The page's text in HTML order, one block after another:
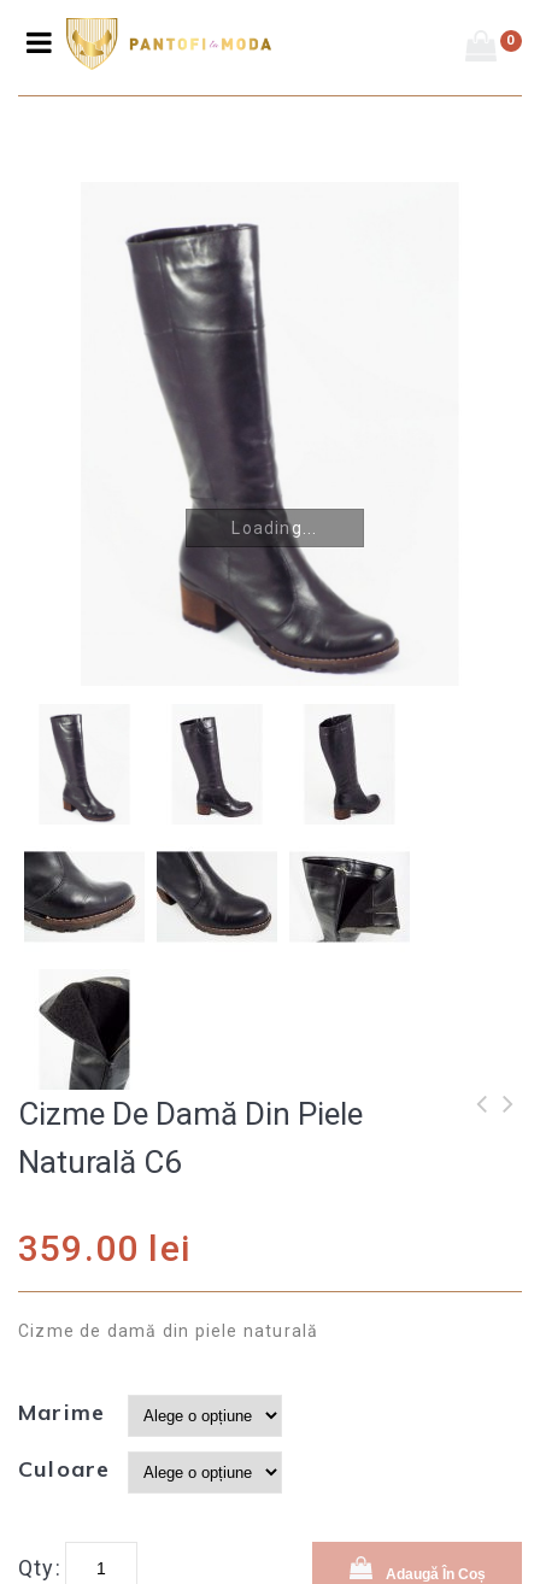
0
Cizme Cizme damă - toc mic
piele naturală C6
Loading...
Cizme De Damă Din Piele
Naturală C6
359.00 lei
Cizme de damă din piele naturală
Marime
Culoare
Qty: Adaugă În Coș